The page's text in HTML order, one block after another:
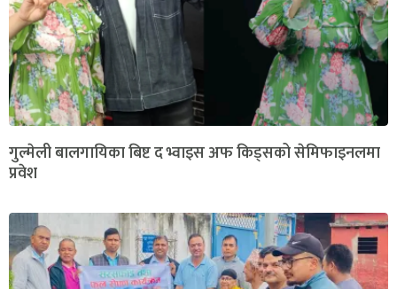
गुल्मेली बालगायिका बिष्ट द भ्वाइस अफ किड्सको सेमिफाइनलमा
प्रवेश